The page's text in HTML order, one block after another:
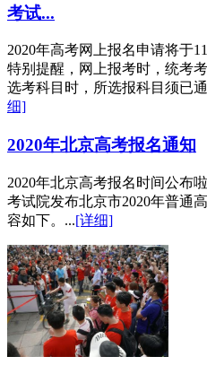
考试...
2020年高考网上报名申请将于
特别提醒，网上报考时，统考
选考科目时，所选报科目须已
细]
2020年北京高考报名通知
2020年北京高考报名时间公布
考试院发布北京市2020年普通
容如下。...[详细]